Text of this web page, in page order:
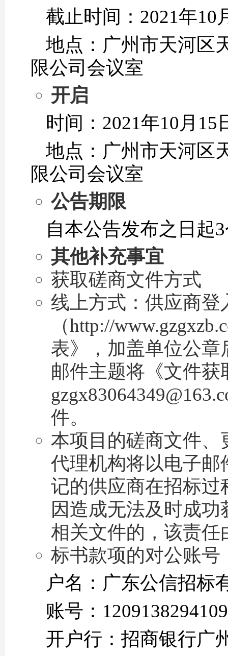
截止时间：2021年10
地点：广州市天河区
限公司会议室
开启
时间：2021年10月15
地点：广州市天河区
限公司会议室
公告期限
自本公告发布之日起
其他补充事宜
获取磋商文件方式
线上方式：供应商
（http://
表》，加盖单位公
邮件主题将《文件
件。
本项目的磋商文件
代理机构将以电子
记的供应商在招标
因造成无法及时成
相关文件的，该责
标书款项的对公账号
户名：广东公信招标
账号：
开户行：招商银行广